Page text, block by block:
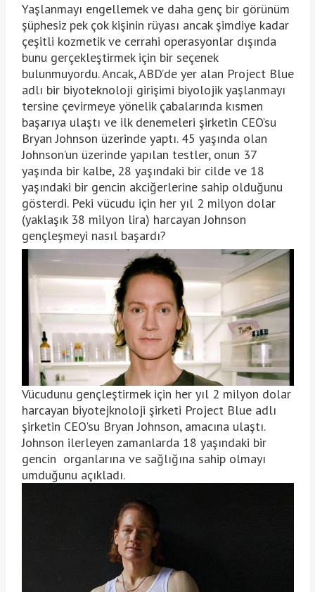
Yaşlanmayı engellemek ve daha genç bir görünüm
şüphesiz pek çok kişinin rüyası ancak şimdiye kadar
çeşitli kozmetik ve cerrahi operasyonlar dışında
bunu gerçekleştirmek için bir seçenek
bulunmuyordu. Ancak, ABD’de yer alan Project Blue
adlı bir biyoteknoloji girişimi biyolojik yaşlanmayı
tersine çevirmeye yönelik çabalarında kısmen
başarıya ulaştı ve ilk denemeleri şirketin CEO’su
Bryan Johnson üzerinde yaptı. 45 yaşında olan
Johnson’un üzerinde yapılan testler, onun 37
yaşında bir kalbe, 28 yaşındaki bir cilde ve 18
yaşındaki bir gencin akciğerlerine sahip olduğunu
gösterdi. Peki vücudu için her yıl 2 milyon dolar
(yaklaşık 38 milyon lira) harcayan Johnson
gençleşmeyi nasıl başardı?
Vücudunu gençleştirmek için her yıl 2 milyon dolar
harcayan biyotejknoloji şirketi Project Blue adlı
şirketin CEO'su Bryan Johnson, amacına ulaştı.
Johnson ilerleyen zamanlarda 18 yaşındaki bir
gencin organlarına ve sağlığına sahip olmayı
umduğunu açıkladı.